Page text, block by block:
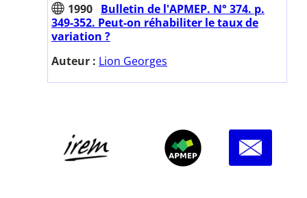
1990 Bulletin de l'APMEP. N° 374. p.
349-352. Peut-on réhabiliter le taux de
variation ?
Auteur : Lion Georges